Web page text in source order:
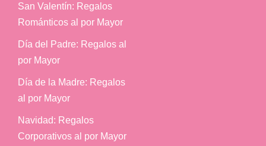
San Valentín: Regalos
Románticos al por Mayor
Día del Padre: Regalos al
por Mayor
Día de la Madre: Regalos
al por Mayor
Navidad: Regalos
Corporativos al por Mayor